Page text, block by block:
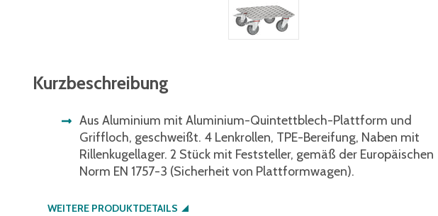
Kurzbeschreibung
Aus Aluminium mit Aluminium-Quintettblech-Plattform und
Griffloch, geschweißt. 4 Lenkrollen, TPE-Bereifung, Naben mit
Rillenkugellager. 2 Stück mit Feststeller, gemäß der Europäischen
Norm EN 1757-3 (Sicherheit von Plattformwagen).
WEITERE PRODUKTDETAILS